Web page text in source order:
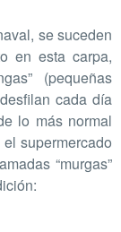
se suceden
en esta carpa,
(pequeñas
cada día
lo más normal
supermercado
“murgas”